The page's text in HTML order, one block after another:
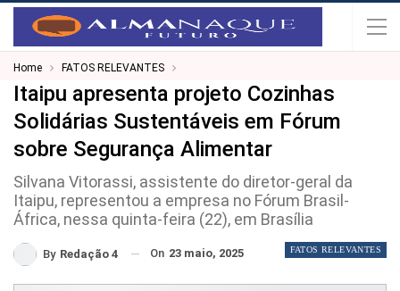
Home FATOS RELEVANTES
Itaipu apresenta projeto Cozinhas
Solidárias Sustentáveis em Fórum
sobre Segurança Alimentar
Silvana Vitorassi, assistente do diretor-geral da
Itaipu, representou a empresa no Fórum Brasil-
África, nessa quinta-feira (22), em Brasília
FATOS RELEVANTES
By Redação 4 On 23 maio, 2025